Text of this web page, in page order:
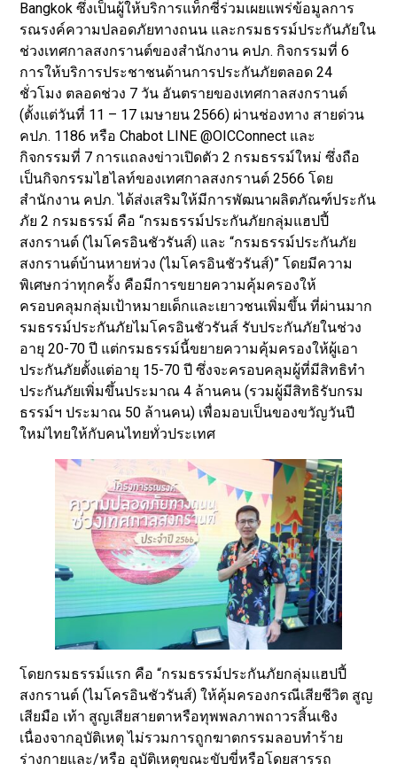
Bangkok ซึ่งเป็นผู้ให้บริการแท็กซี่ร่วมเผยแพร่ข้อมูลการ
รณรงค์ความปลอดภัยทางถนน และกรมธรรม์ประกันภัยใน
ช่วงเทศกาลสงกรานต์ของสำนักงาน คปภ. กิจกรรมที่ 6
การให้บริการประชาชนด้านการประกันภัยตลอด 24
ชั่วโมง ตลอดช่วง 7 วัน อันตรายของเทศกาลสงกรานต์
(ตั้งแต่วันที่ 11 – 17 เมษายน 2566) ผ่านช่องทาง สายด่วน
คปภ. 1186 หรือ Chabot LINE @OICConnect และ
กิจกรรมที่ 7 การแถลงข่าวเปิดตัว 2 กรมธรรม์ใหม่ ซึ่งถือ
เป็นกิจกรรมไฮไลท์ของเทศกาลสงกรานต์ 2566 โดย
สำนักงาน คปภ. ได้ส่งเสริมให้มีการพัฒนาผลิตภัณฑ์ประกัน
ภัย 2 กรมธรรม์ คือ “กรมธรรม์ประกันภัยกลุ่มแฮปปี้
สงกรานต์ (ไมโครอินชัวรันส์) และ “กรมธรรม์ประกันภัย
สงกรานต์บ้านหายห่วง (ไมโครอินชัวรันส์)” โดยมีความ
พิเศษกว่าทุกครั้ง คือมีการขยายความคุ้มครองให้
ครอบคลุมกลุ่มเป้าหมายเด็กและเยาวชนเพิ่มขึ้น ที่ผ่านมาก
รมธรรม์ประกันภัยไมโครอินชัวรันส์ รับประกันภัยในช่วง
อายุ 20-70 ปี แต่กรมธรรม์นี้ขยายความคุ้มครองให้ผู้เอา
ประกันภัยตั้งแต่อายุ 15-70 ปี ซึ่งจะครอบคลุมผู้ที่มีสิทธิทำ
ประกันภัยเพิ่มขึ้นประมาณ 4 ล้านคน (รวมผู้มีสิทธิรับกรม
ธรรม์ฯ ประมาณ 50 ล้านคน) เพื่อมอบเป็นของขวัญวันปี
ใหม่ไทยให้กับคนไทยทั่วประเทศ
โดยกรมธรรม์แรก คือ “กรมธรรม์ประกันภัยกลุ่มแฮปปี้
สงกรานต์ (ไมโครอินชัวรันส์) ให้คุ้มครองกรณีเสียชีวิต สูญ
เสียมือ เท้า สูญเสียสายตาหรือทุพพลภาพถาวรสิ้นเชิง
เนื่องจากอุบัติเหตุ ไม่รวมการถูกฆาตกรรมลอบทำร้าย
ร่างกายและ/หรือ อุบัติเหตุขณะขับขี่หรือโดยสารรถ